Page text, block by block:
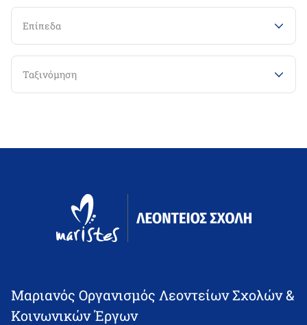
Επίπεδα
Ταξινόμηση
Μαριανός Οργανισμός Λεοντείων Σχολών &
Κοινωνικών Έργων